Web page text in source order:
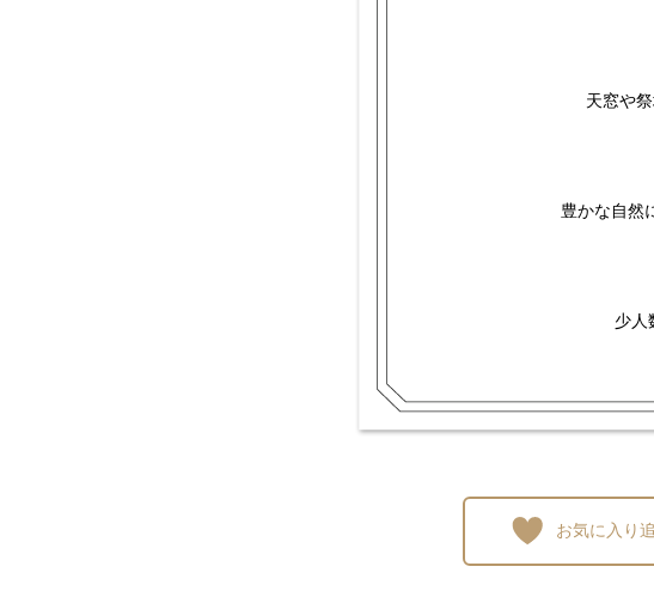
天窓や
豊かな自然
少人
お気に入り